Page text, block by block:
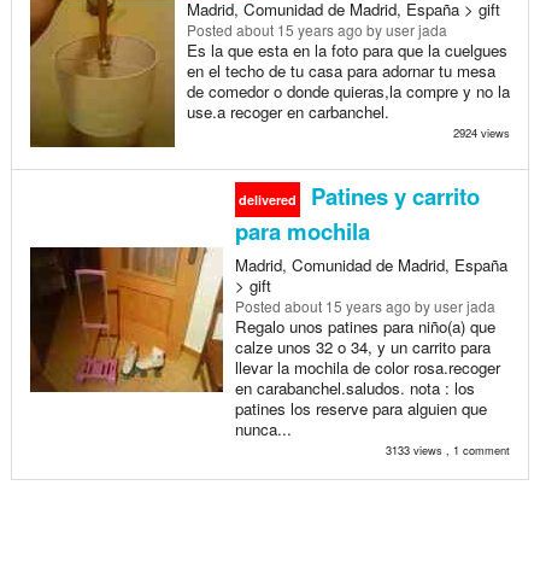
Madrid, Comunidad de Madrid, España > gift
Posted about 15 years ago by user jada
Es la que esta en la foto para que la cuelgues
en el techo de tu casa para adornar tu mesa
de comedor o donde quieras,la compre y no la
use.a recoger en carbanchel.
2924 views
delivered
Patines y carrito
para mochila
Madrid, Comunidad de Madrid, España
> gift
Posted about 15 years ago by user jada
Regalo unos patines para niño(a) que
calze unos 32 o 34, y un carrito para
llevar la mochila de color rosa.recoger
en carabanchel.saludos. nota : los
patines los reserve para alguien que
nunca...
3133 views , 1 comment